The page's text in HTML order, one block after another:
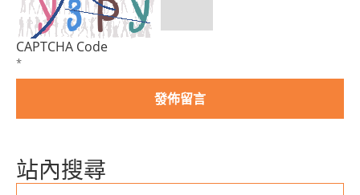
CAPTCHA Code
*
站內搜尋